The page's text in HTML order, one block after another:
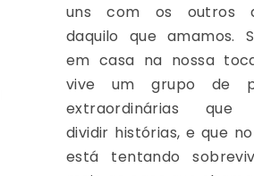
uns com os outros
daquilo que amamos.
em casa na nossa
vive um grupo de
extraordinárias que
dividir histórias, e que
está tentando